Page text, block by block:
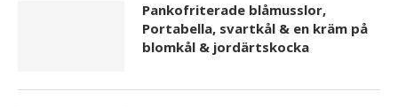
Pankofriterade blåmusslor,
Portabella, svartkål & en kräm på
blomkål & jordärtskocka